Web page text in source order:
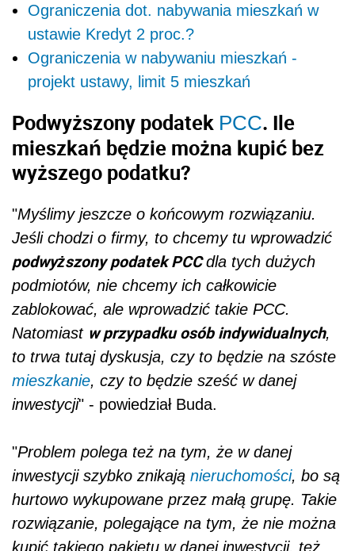
Ograniczenia dot. nabywania mieszkań w
ustawie Kredyt 2 proc.?
Ograniczenia w nabywaniu mieszkań -
projekt ustawy, limit 5 mieszkań
Podwyższony podatek PCC. Ile
mieszkań będzie można kupić bez
wyższego podatku?
"Myślimy jeszcze o końcowym rozwiązaniu.
Jeśli chodzi o firmy, to chcemy tu wprowadzić
podwyższony podatek PCCdla tych dużych
podmiotów, nie chcemy ich całkowicie
zablokować, ale wprowadzić takie PCC.
Natomiast w przypadku osób indywidualnych,
to trwa tutaj dyskusja, czy to będzie na szóste
mieszkanie, czy to będzie sześć w danej
inwestycji" - powiedział Buda.
"Problem polega też na tym, że w danej
inwestycji szybko znikają nieruchomości, bo są
hurtowo wykupowane przez małą grupę. Takie
rozwiązanie, polegające na tym, że nie można
kupić takiego pakietu w danej inwestycji, też